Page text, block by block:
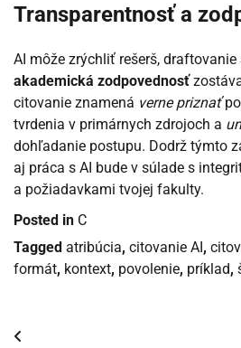
Transparentnosť a
AI môže zrýchliť rešerš,
akademická zodpovednosť
citovanie znamená verne priznať
tvrdenia v primárnych zdrojoch a
dohľadanie postupu. Dodrž týmto
aj práca s AI bude v súlade s
a požiadavkami tvojej fakulty.
Posted in C
Tagged atribúcia, citovanie AI,
formát, kontext, povolenie, príklad,
Navigácia